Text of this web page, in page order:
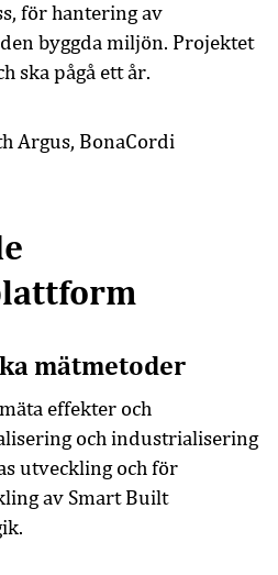
för hantering av
byggda miljön. Projektet
ska pågå ett år.
Argus, BonaCordi
mätmetoder
effekter och
och industrialisering
utveckling och för
av Smart Built